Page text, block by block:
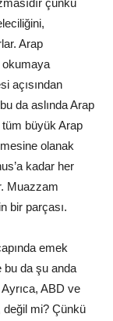
Arap
okumaya
açısından
da aslında Arap
tüm büyük Arap
olanak
kadar her
Muazzam
bir parçası.
emek
bu da şu anda
ABD ve
değil mi? Çünkü